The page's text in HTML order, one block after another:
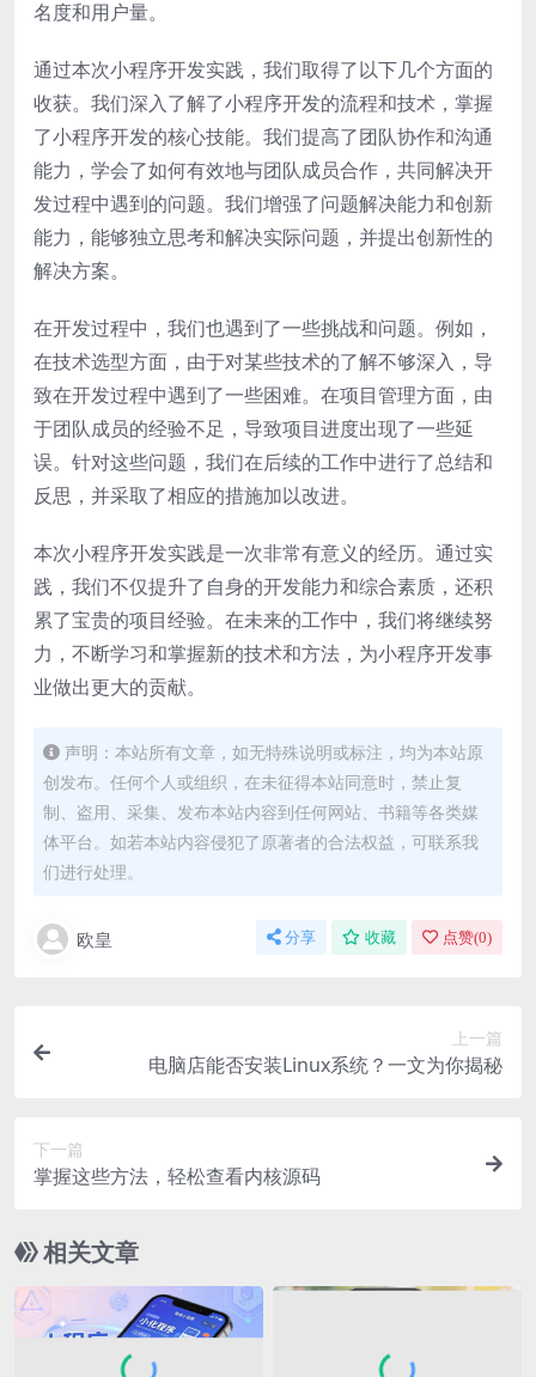
名度和用户量。
通过本次小程序开发实践，我们取得了以下几个方面的
收获。我们深入了解了小程序开发的流程和技术，掌握
了小程序开发的核心技能。我们提高了团队协作和沟通
能力，学会了如何有效地与团队成员合作，共同解决开
发过程中遇到的问题。我们增强了问题解决能力和创新
能力，能够独立思考和解决实际问题，并提出创新性的
解决方案。
在开发过程中，我们也遇到了一些挑战和问题。例如，
在技术选型方面，由于对某些技术的了解不够深入，导
致在开发过程中遇到了一些困难。在项目管理方面，由
于团队成员的经验不足，导致项目进度出现了一些延
误。针对这些问题，我们在后续的工作中进行了总结和
反思，并采取了相应的措施加以改进。
本次小程序开发实践是一次非常有意义的经历。通过实
践，我们不仅提升了自身的开发能力和综合素质，还积
累了宝贵的项目经验。在未来的工作中，我们将继续努
力，不断学习和掌握新的技术和方法，为小程序开发事
业做出更大的贡献。
声明：本站所有文章，如无特殊说明或标注，均为本站原
创发布。任何个人或组织，在未征得本站同意时，禁止复
制、盗用、采集、发布本站内容到任何网站、书籍等各类媒
体平台。如若本站内容侵犯了原著者的合法权益，可联系我
们进行处理。
欧皇 分享 收藏 点赞(0)
上一篇
电脑店能否安装Linux系统？一文为你揭秘
下一篇
掌握这些方法，轻松查看内核源码
相关文章